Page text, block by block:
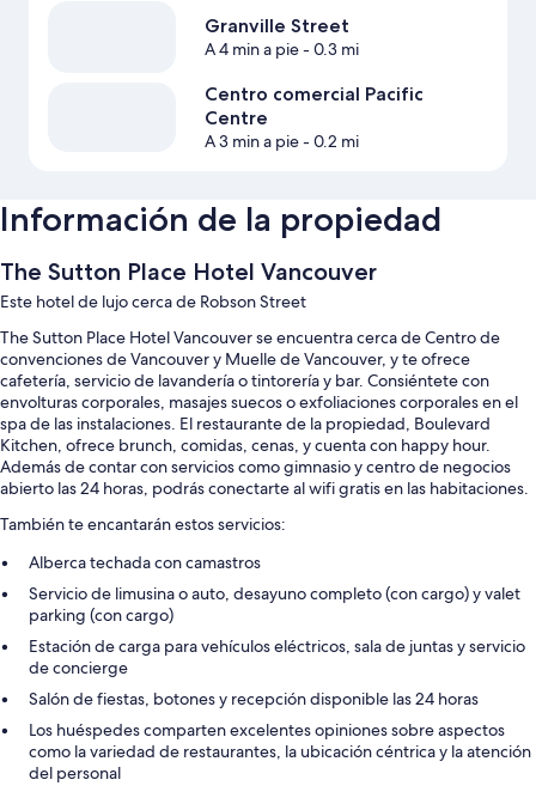
Granville Street
A 4 min a pie- 0.3 mi
Centro comercial Pacific
Centre
A 3 min a pie- 0.2 mi
Información de la propiedad
The Sutton Place Hotel Vancouver
Este hotel de lujo cerca de Robson Street
The Sutton Place Hotel Vancouver se encuentra cerca de Centro de
convenciones de Vancouver y Muelle de Vancouver, y te ofrece
cafetería, servicio de lavandería o tintorería y bar. Consiéntete con
envolturas corporales, masajes suecos o exfoliaciones corporales en el
spa de las instalaciones. El restaurante de la propiedad, Boulevard
Kitchen, ofrece brunch, comidas, cenas, y cuenta con happy hour.
Además de contar con servicios como gimnasio y centro de negocios
abierto las 24 horas, podrás conectarte al wifi gratis en las habitaciones.
También te encantarán estos servicios:
Alberca techada con camastros
Servicio de limusina o auto, desayuno completo (con cargo) y valet
parking (con cargo)
Estación de carga para vehículos eléctricos, sala de juntas y servicio
de concierge
Salón de fiestas, botones y recepción disponible las 24 horas
Los huéspedes comparten excelentes opiniones sobre aspectos
como la variedad de restaurantes, la ubicación céntrica y la atención
del personal